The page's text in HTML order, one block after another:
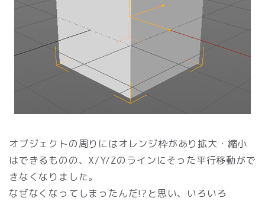
オブジェクトの周りにはオレンジ枠があり拡大・縮小
はできるものの、X/Y/Zのラインにそった平行移動がで
きなくなりました。
なぜなくなってしまったんだ!?と思い、いろいろ